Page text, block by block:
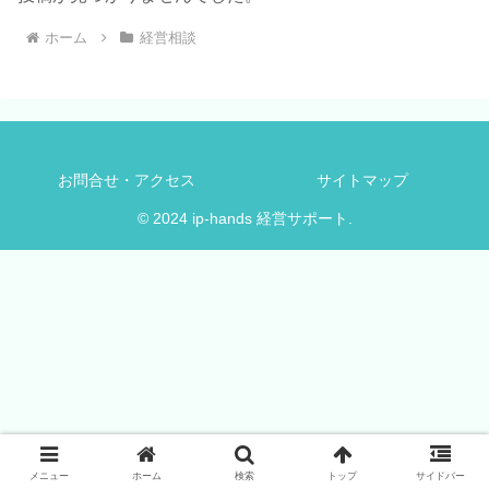
ホーム 経営相談
お問合せ・アクセス サイトマップ
© 2024 ip-hands 経営サポート.
メニュー ホーム 検索 トップ サイドバー